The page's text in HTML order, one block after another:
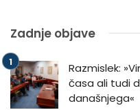
Zadnje objave
Razmislek:
časa ali tudi
današnjega«